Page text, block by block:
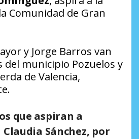
Comunidad de Gran
y Jorge Barros van
del municipio Pozuelos y
de Valencia,
que aspiran a
Claudia Sánchez, por